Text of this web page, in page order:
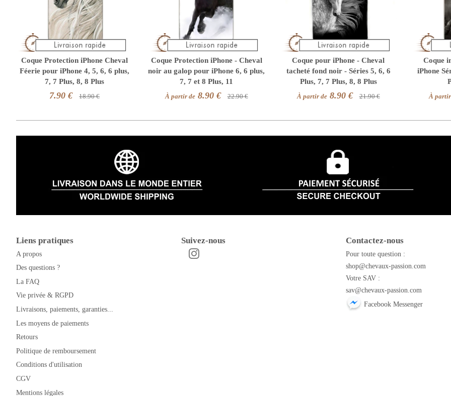
Coque Protection iPhone Cheval
Féerie pour iPhone 4, 5, 6, 6 plus,
7, 7 Plus, 8, 8 Plus
7.90 € 18.90 €
Coque Protection iPhone - Cheval
noir au galop pour iPhone 6, 6 plus,
7, 7 et 8 Plus, 11
À partir de8.90 € 22.90 €
Coque pour iPhone - Cheval
tacheté fond noir - Séries 5, 6, 6
Plus, 7, 7 Plus, 8, 8 Plus
À partir de8.90 € 21.90 €
Coque
iPhone
À
Liens pratiques
A propos
Des questions ?
La FAQ
Vie privée & RGPD
Livraisons, paiements, garanties...
Les moyens de paiements
Retours
Politique de remboursement
Conditions d'utilisation
CGV
Mentions légales
Suivez-nous
FacebookInstagram
Contactez-nous
Pour toute question :
shop@chevaux-passion.com
Votre SAV :
sav@chevaux-passion.com
Facebook Messenger